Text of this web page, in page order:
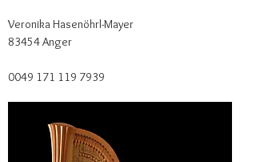
Veronika Hasenöhrl-Mayer
83454 Anger
0049 171 119 7939